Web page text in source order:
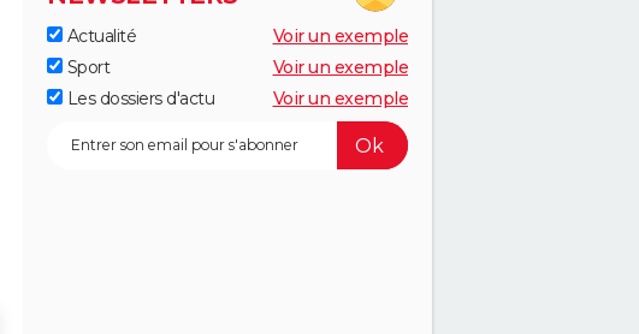
Actualité
Voir un exemple
Sport
Voir un exemple
Les dossiers d'actu
Voir un exemple